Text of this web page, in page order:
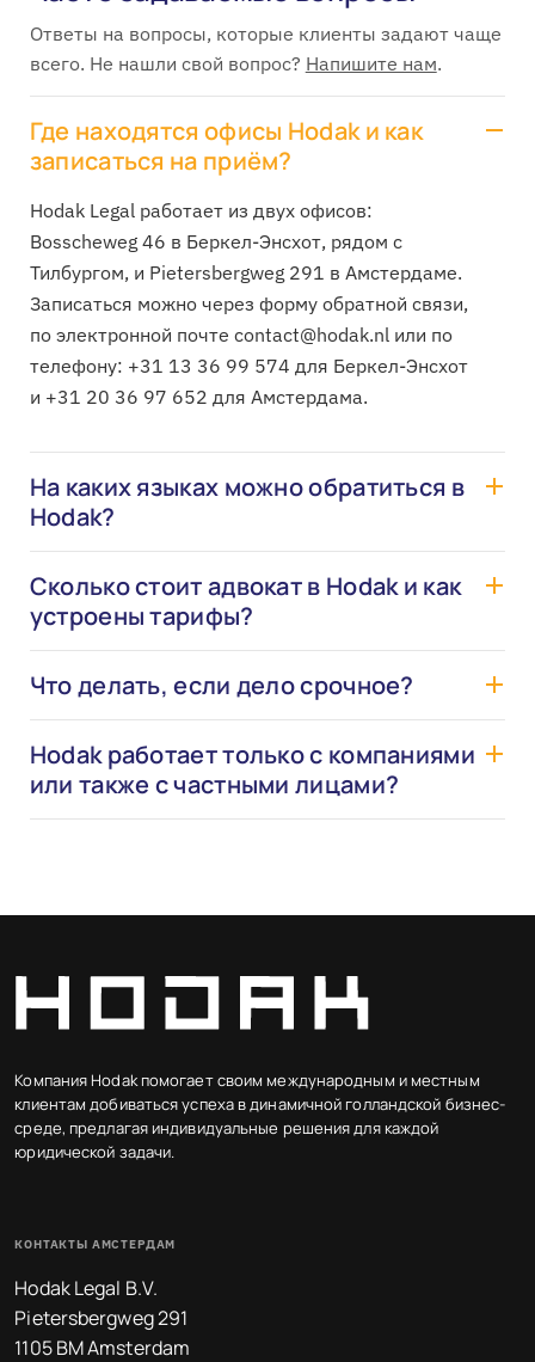
Ответы на вопросы, которые клиенты задают чаще
всего. Не нашли свой вопрос? Напишите нам.
Где находятся офисы Hodak и как
записаться на приём?
Hodak Legal работает из двух офисов:
Bosscheweg 46 в Беркел-Энсхот, рядом с
Тилбургом, и Pietersbergweg 291 в Амстердаме.
Записаться можно через форму обратной связи,
по электронной почте contact@hodak.nl или по
телефону: +31 13 36 99 574 для Беркел-Энсхот
и +31 20 36 97 652 для Амстердама.
На каких языках можно обратиться в
Hodak?
Сколько стоит адвокат в Hodak и как
устроены тарифы?
Что делать, если дело срочное?
Hodak работает только с компаниями
или также с частными лицами?
Компания Hodak помогает своим международным и местным
клиентам добиваться успеха в динамичной голландской бизнес-
среде, предлагая индивидуальные решения для каждой
юридической задачи.
КОНТАКТЫ АМСТЕРДАМ
Hodak Legal B.V.
Pietersbergweg 291
1105 BM Amsterdam